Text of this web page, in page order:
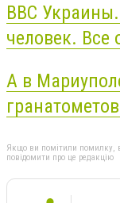
ВВС Украины.
человек. Все
А в
Якщо ви помітили помилку,
повідомити про це редакцію